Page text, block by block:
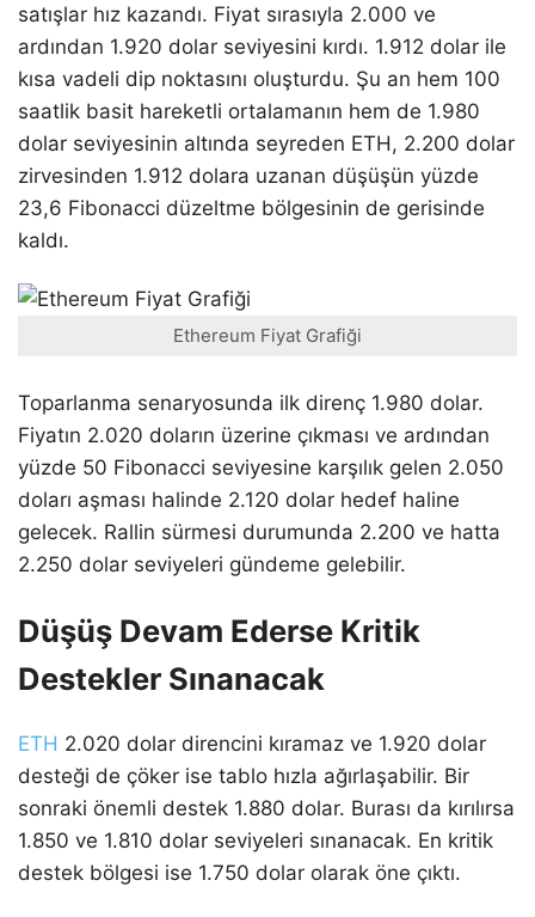
satışlar hız kazandı. Fiyat sırasıyla 2.000 ve
ardından 1.920 dolar seviyesini kırdı. 1.912 dolar ile
kısa vadeli dip noktasını oluşturdu. Şu an hem 100
saatlik basit hareketli ortalamanın hem de 1.980
dolar seviyesinin altında seyreden ETH, 2.200 dolar
zirvesinden 1.912 dolara uzanan düşüşün yüzde
23,6 Fibonacci düzeltme bölgesinin de gerisinde
kaldı.
Ethereum Fiyat Grafiği
Toparlanma senaryosunda ilk direnç 1.980 dolar.
Fiyatın 2.020 doların üzerine çıkması ve ardından
yüzde 50 Fibonacci seviyesine karşılık gelen 2.050
doları aşması halinde 2.120 dolar hedef haline
gelecek. Rallin sürmesi durumunda 2.200 ve hatta
2.250 dolar seviyeleri gündeme gelebilir.
Düşüş Devam Ederse Kritik
Destekler Sınanacak
ETH 2.020 dolar direncini kıramaz ve 1.920 dolar
desteği de çöker ise tablo hızla ağırlaşabilir. Bir
sonraki önemli destek 1.880 dolar. Burası da kırılırsa
1.850 ve 1.810 dolar seviyeleri sınanacak. En kritik
destek bölgesi ise 1.750 dolar olarak öne çıktı.